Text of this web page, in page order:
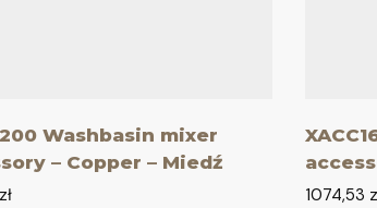
Washbasin mixer
– Copper – Miedź
zł
1074,53